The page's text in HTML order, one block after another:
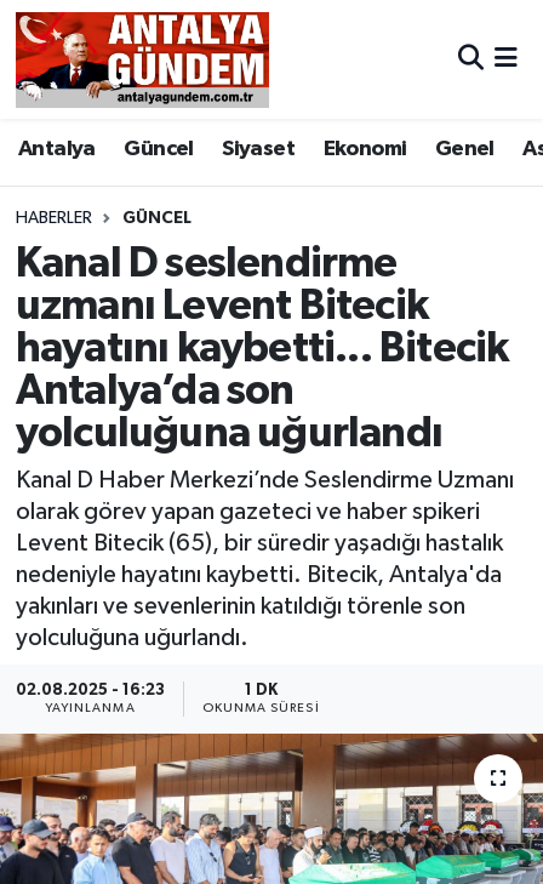
Antalya Güncel Siyaset Ekonomi Genel
HABERLER GÜNCEL
Kanal D seslendirme
uzmanı Levent Bitecik
hayatını kaybetti... Bitecik
Antalya’da son
yolculuğuna uğurlandı
Kanal D Haber Merkezi’nde Seslendirme Uzmanı
olarak görev yapan gazeteci ve haber spikeri
Levent Bitecik (65), bir süredir yaşadığı hastalık
nedeniyle hayatını kaybetti. Bitecik, Antalya'da
yakınları ve sevenlerinin katıldığı törenle son
yolculuğuna uğurlandı.
02.08.2025 - 16:23
YAYINLANMA
1 DK
OKUNMA SÜRESI
Antalya
Asayiş
Bilim & Teknoloji
Bölge
EĞİTİM
Ekonomi
Görüntülü Haber
Güncel
Kültür & Sanat
Magazin
Resmi İlan
Sağlık & Yaşam
Antalya Nöbetçi Eczaneler
Antalya Hava Durumu
Antalya Namaz Vakitleri
Antalya Trafik Yoğunluk Haritası
Süper Lig Puan Durumu ve Fikstür
Tüm Manşetler
Haber Arşivi